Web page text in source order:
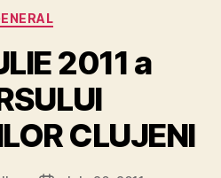
Categories
2011 a
CLUJENI